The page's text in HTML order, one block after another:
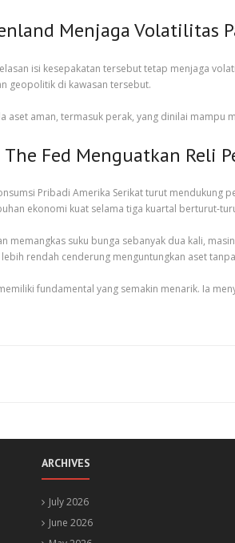
Menjaga Volatilitas
isi kesepakatan tersebut tetap menjaga
geopolitik di kawasan tersebut.
aman, termasuk perak, yang dinilai
Fed Menguatkan Reli
Pribadi Amerika Serikat turut mendukung
ekonomi kuat selama tiga kuartal berturut-
memangkas suku bunga sebanyak dua kali,
rendah cenderung menguntungkan aset
fundamental yang semakin menarik. Ia
ARCHIVES
July 2026
June 2026